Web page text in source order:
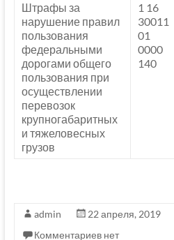
Штрафы за
нарушение правил
пользования
федеральными
дорогами общего
пользования при
осуществлении
перевозок
крупногабаритных
и тяжеловесных
грузов
1 16
30011
01
0000
140
admin 22 апреля, 2019
Комментариев нет